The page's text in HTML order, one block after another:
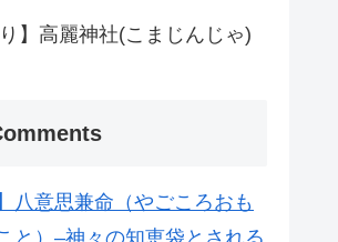
り】高麗神社(こまじんじゃ)
八意思兼命（やごころおも
と）–神々の知恵袋とされる